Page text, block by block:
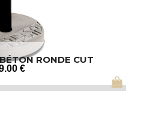
RONDE CUT
.00 €